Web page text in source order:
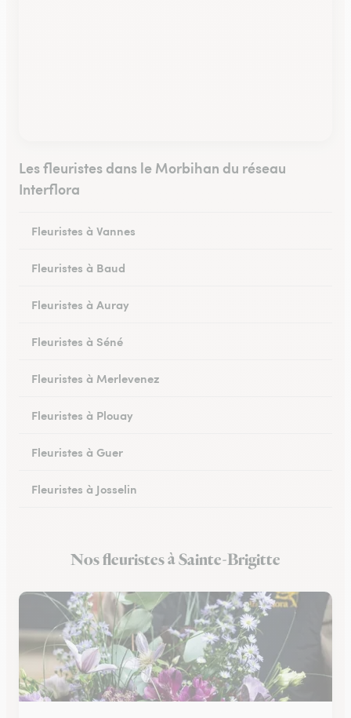
Les fleuristes dans le Morbihan du réseau
Interflora
Fleuristes à Vannes
Fleuristes à Baud
Fleuristes à Auray
Fleuristes à Séné
Fleuristes à Merlevenez
Fleuristes à Plouay
Fleuristes à Guer
Fleuristes à Josselin
Fleuristes à Pontivy
Nos fleuristes à Sainte-Brigitte